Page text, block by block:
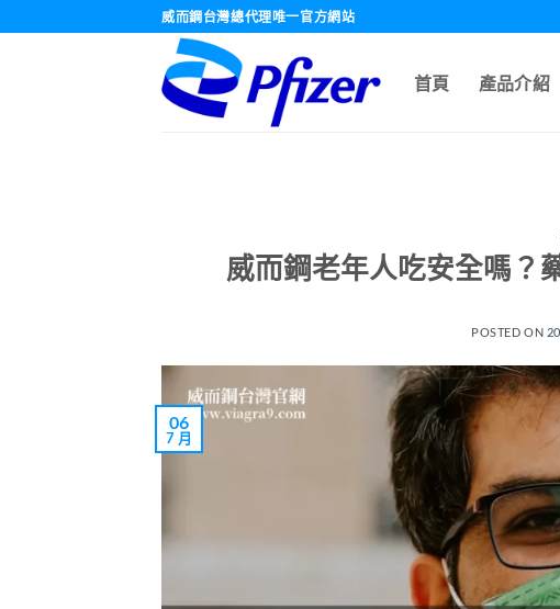
威而鋼台灣總代理唯一官方網站
首頁 產品介紹
威而鋼老年人吃安全嗎？
POSTED ON
06
7 月